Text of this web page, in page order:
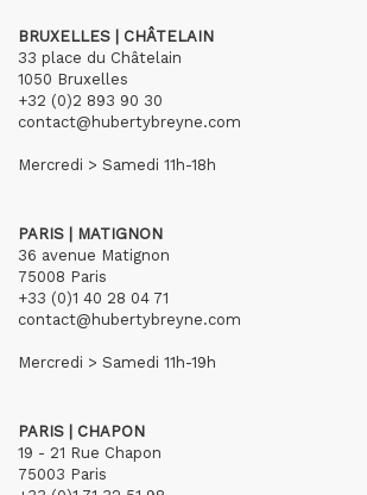
BRUXELLES | CHÂTELAIN
33 place du Châtelain
1050 Bruxelles
+32 (0)2 893 90 30
contact@hubertybreyne.com
Mercredi > Samedi 11h-18h
PARIS | MATIGNON
36 avenue Matignon
75008 Paris
+33 (0)1 40 28 04 71
contact@hubertybreyne.com
Mercredi > Samedi 11h-19h
PARIS | CHAPON
19 - 21 Rue Chapon
75003 Paris